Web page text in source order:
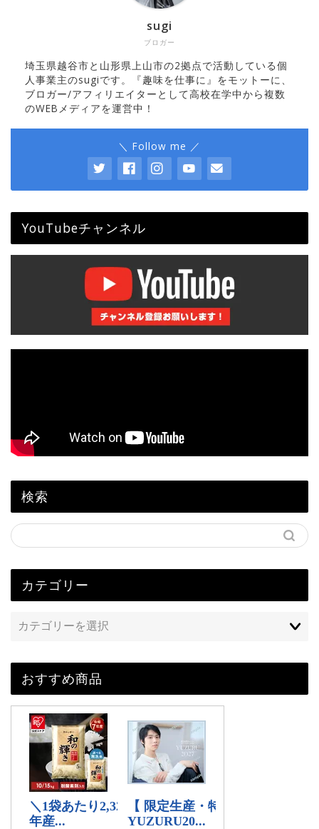
ブロガー
sugi
埼玉県越谷市と山形県上山市の2拠点で活動している個
人事業主のsugiです。『趣味を仕事に』をモットーに、
ブロガー/アフィリエイターとして高校在学中から複数
のWEBメディアを運営中！
＼ Follow me ／
YouTubeチャンネル
検索
カテゴリー
おすすめ商品